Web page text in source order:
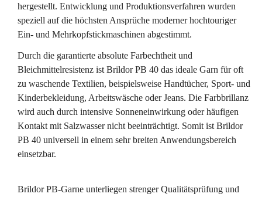
hergestellt. Entwicklung und Produktionsverfahren wurden
speziell auf die höchsten Ansprüche moderner hochtouriger
Ein- und Mehrkopfstickmaschinen abgestimmt.
Durch die garantierte absolute Farbechtheit und
Bleichmittelresistenz ist Brildor PB 40 das ideale Garn für oft
zu waschende Textilien, beispielsweise Handtücher, Sport- und
Kinderbekleidung, Arbeitswäsche oder Jeans. Die Farbbrillanz
wird auch durch intensive Sonneneinwirkung oder häufigen
Kontakt mit Salzwasser nicht beeinträchtigt. Somit ist Brildor
PB 40 universell in einem sehr breiten Anwendungsbereich
einsetzbar.
Brildor PB-Garne unterliegen strenger Qualitätsprüfung und